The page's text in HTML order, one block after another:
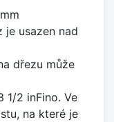
je usazen nad
dřezu může
1/2 inFino. Ve
na které je